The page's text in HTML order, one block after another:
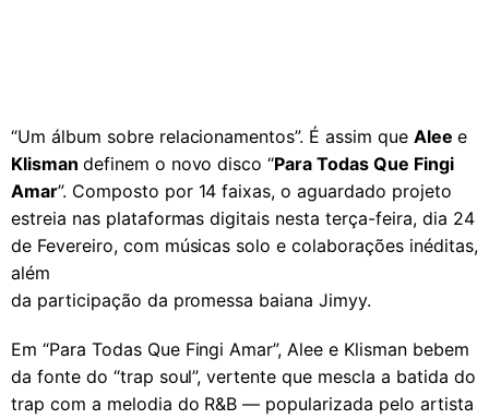
“Um álbum sobre relacionamentos”. É assim que Alee e
Klisman definem o novo disco “Para Todas Que Fingi
Amar”. Composto por 14 faixas, o aguardado projeto
estreia nas plataformas digitais nesta terça-feira, dia 24
de Fevereiro, com músicas solo e colaborações inéditas,
além
da participação da promessa baiana Jimyy.
Em “Para Todas Que Fingi Amar”, Alee e Klisman bebem
da fonte do “trap soul”, vertente que mescla a batida do
trap com a melodia do R&B — popularizada pelo artista